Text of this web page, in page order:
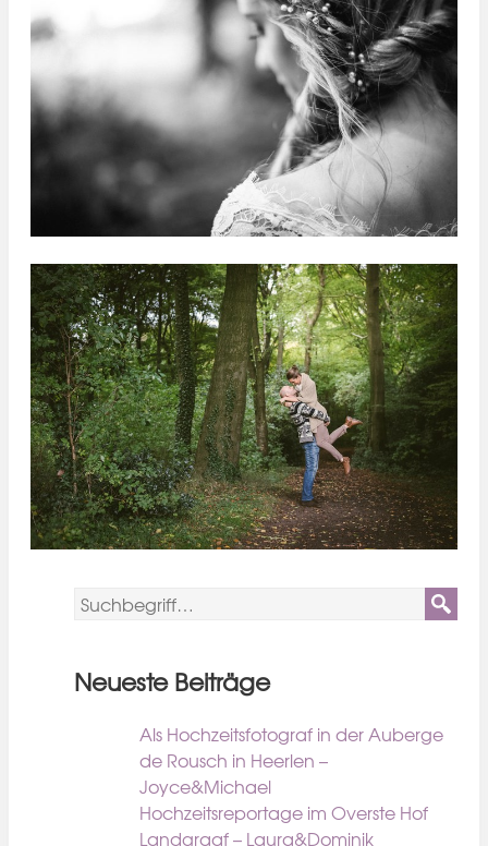
Neueste Beiträge
Als Hochzeitsfotograf in der Auberge
de Rousch in Heerlen –
Joyce&Michael
Hochzeitsreportage im Overste Hof
Landgraaf – Laura&Dominik